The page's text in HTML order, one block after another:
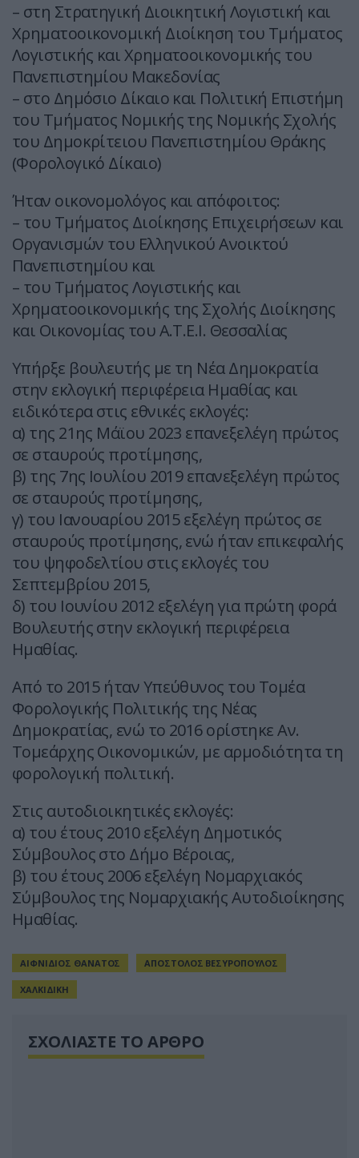
– στη Στρατηγική Διοικητική Λογιστική και
Χρηματοοικονομική Διοίκηση του Τμήματος
Λογιστικής και Χρηματοοικονομικής του
Πανεπιστημίου Μακεδονίας
– στο Δημόσιο Δίκαιο και Πολιτική Επιστήμη
του Τμήματος Νομικής της Νομικής Σχολής
του Δημοκρίτειου Πανεπιστημίου Θράκης
(Φορολογικό Δίκαιο)
Ήταν οικονομολόγος και απόφοιτος:
– του Τμήματος Διοίκησης Επιχειρήσεων και
Οργανισμών του Ελληνικού Ανοικτού
Πανεπιστημίου και
– του Τμήματος Λογιστικής και
Χρηματοοικονομικής της Σχολής Διοίκησης
και Οικονομίας του Α.Τ.Ε.Ι. Θεσσαλίας
Υπήρξε βουλευτής με τη Νέα Δημοκρατία
στην εκλογική περιφέρεια Ημαθίας και
ειδικότερα στις εθνικές εκλογές:
α) της 21ης Μάϊου 2023 επανεξελέγη πρώτος
σε σταυρούς προτίμησης,
β) της 7ης Ιουλίου 2019 επανεξελέγη πρώτος
σε σταυρούς προτίμησης,
γ) του Ιανουαρίου 2015 εξελέγη πρώτος σε
σταυρούς προτίμησης, ενώ ήταν επικεφαλής
του ψηφοδελτίου στις εκλογές του
Σεπτεμβρίου 2015,
δ) του Ιουνίου 2012 εξελέγη για πρώτη φορά
Βουλευτής στην εκλογική περιφέρεια
Ημαθίας.
Από το 2015 ήταν Υπεύθυνος του Τομέα
Φορολογικής Πολιτικής της Νέας
Δημοκρατίας, ενώ το 2016 ορίστηκε Αν.
Τομεάρχης Οικονομικών, με αρμοδιότητα τη
φορολογική πολιτική.
Στις αυτοδιοικητικές εκλογές:
α) του έτους 2010 εξελέγη Δημοτικός
Σύμβουλος στο Δήμο Βέροιας,
β) του έτους 2006 εξελέγη Νομαρχιακός
Σύμβουλος της Νομαρχιακής Αυτοδιοίκησης
Ημαθίας.
ΑΙΦΝΙΔΙΟΣ ΘΑΝΑΤΟΣ ΑΠΟΣΤΟΛΟΣ ΒΕΣΥΡΟΠΟΥΛΟΣ
ΧΑΛΚΙΔΙΚΗ
ΣΧΟΛΙΑΣΤΕ ΤΟ ΑΡΘΡΟ